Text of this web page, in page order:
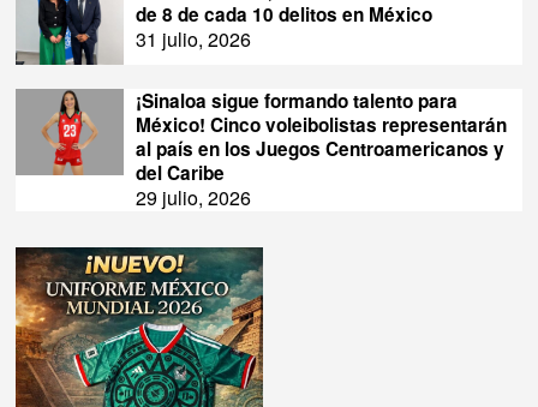
de 8 de cada 10 delitos en México
31 julio, 2026
¡Sinaloa sigue formando talento para
México! Cinco voleibolistas representarán
al país en los Juegos Centroamericanos y
del Caribe
29 julio, 2026